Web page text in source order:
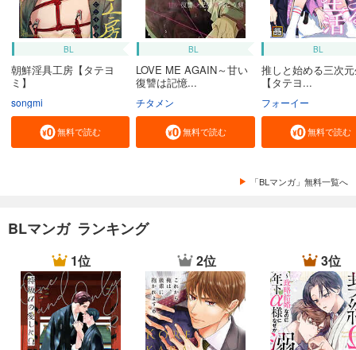
BL
朝鮮淫具工房【タテヨ
ミ】
songmi
無料で読む
BL
LOVE ME AGAIN～甘い
復讐は記憶...
チタメン
無料で読む
BL
推しと始める三次
【タテヨ...
フォーイー
無料で読む
「BLマンガ」無料一覧へ
BLマンガ ランキング
1位 2位 3位